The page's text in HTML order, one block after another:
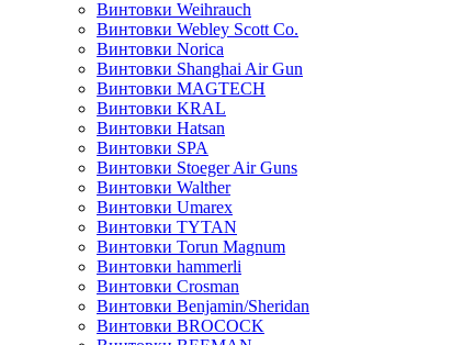
Винтовки Weihrauch
Винтовки Webley Scott Co.
Винтовки Norica
Винтовки Shanghai Air Gun
Винтовки MAGTECH
Винтовки KRAL
Винтовки Hatsan
Винтовки SPA
Винтовки Stoeger Air Guns
Винтовки Walther
Винтовки Umarex
Винтовки TYTAN
Винтовки Torun Magnum
Винтовки hammerli
Винтовки Crosman
Винтовки Benjamin/Sheridan
Винтовки BROCOCK